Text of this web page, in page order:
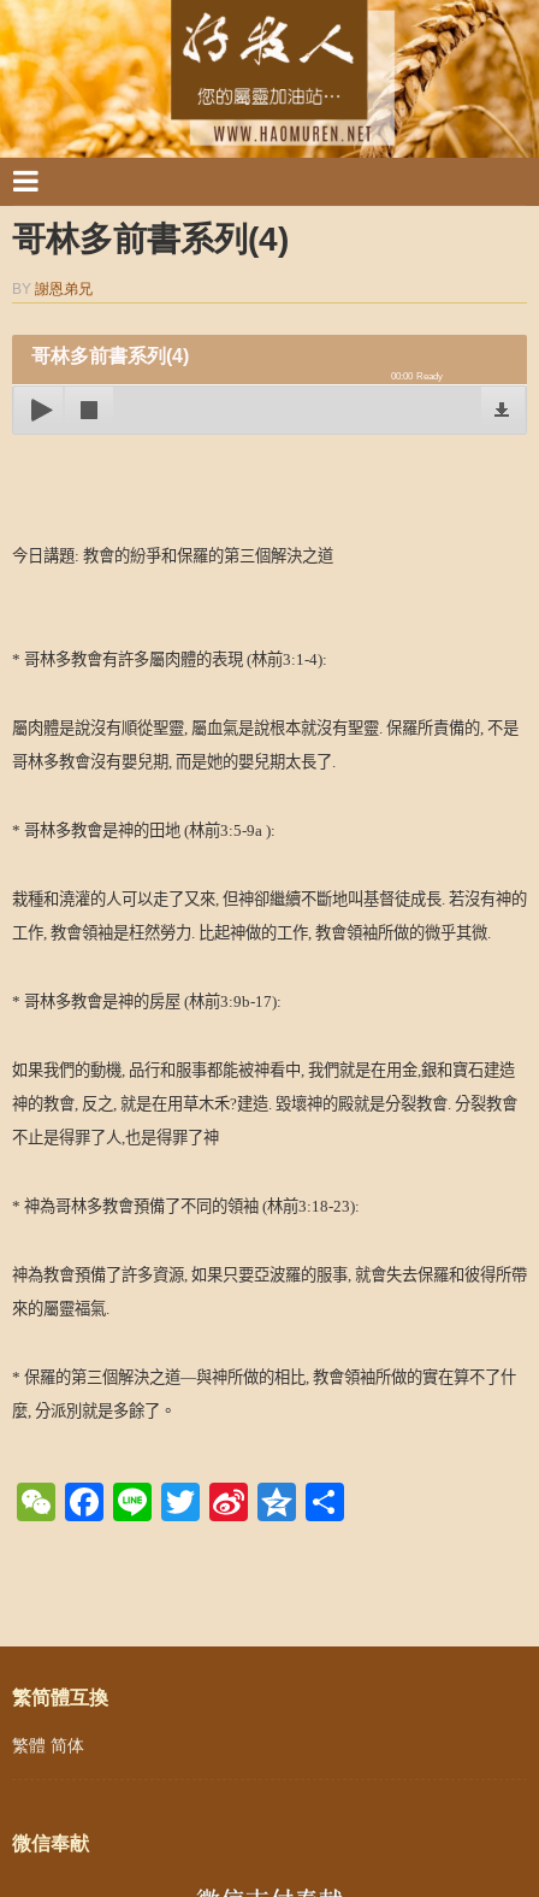
哥林多前書系列(4)
BY 謝恩弟兄
哥林多前書系列(4)
00:00 Ready
今日講題: 教會的紛爭和保羅的第三個解決之道
* 哥林多教會有許多屬肉體的表現 (林前3:1-4):
屬肉體是說沒有順從聖靈 屬血氣是說根本就沒有聖靈 保羅所責備的 不是
哥林多教會沒有嬰兒期 而是她的嬰兒期太長了
* 哥林多教會是神的田地 (林前3:5-9a ):
栽種和澆灌的人可以走了又來 但神卻繼續不斷地叫基督徒成長 若沒有神的
工作 教會領袖是枉然勞力 比起神做的工作 教會領袖所做的微乎其微
* 哥林多教會是神的房屋 (林前3:9b-17):
如果我們的動機 品行和服事都能被神看中 我們就是在用金 銀和寶石建造
神的教會 反之 就是在用草木禾?建造 毀壞神的殿就是分裂教會 分裂教會
不止是得罪了人 也是得罪了神
* 神為哥林多教會預備了不同的領袖 (林前3:18-23):
神為教會預備了許多資源 如果只要亞波羅的服事 就會失去保羅和彼得所帶
來的屬靈福氣
* 保羅的第三個解決之道—與神所做的相比 教會領袖所做的實在算不了什
麼 分派別就是多餘了。
WeChat
Facebook
LineTwitter
SinaQzone
Post navigation
繁简體互換
繁體 简体
微信奉献